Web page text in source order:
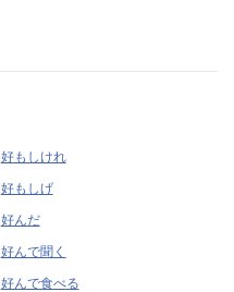
好もしけれ
好もしげ
好んだ
好んで聞く
好んで食べる